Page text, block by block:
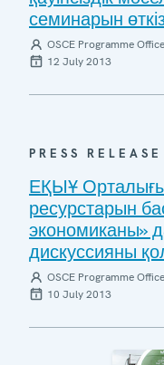
семинарын
OSCE Programme
12 July 2013
PRESS RELEASE
ЕҚЫҰ
ресурстарын
экономиканы»
дискуссияны
OSCE Programme
10 July 2013